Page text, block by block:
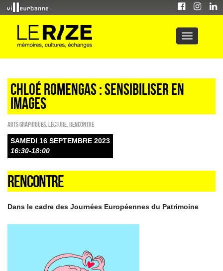
CHLOÉ ROMENGAS : SENSIBILISER EN
IMAGES
Arts graphiques Lecture Rencontre
SAMEDI 16 SEPTEMBRE 2023
16:30-18:00
RENCONTRE
Dans le cadre des Journées Européennes du Patrimoine